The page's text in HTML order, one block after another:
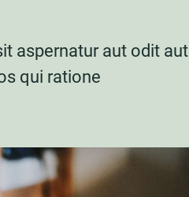
aspernatur aut odit aut
qui ratione